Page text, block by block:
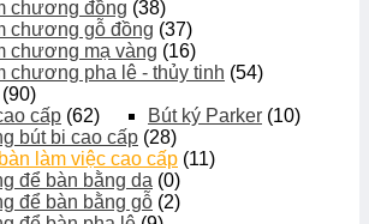
chương đồng (38)
chương gỗ đồng (37)
chương mạ vàng (16)
chương pha lê - thủy tinh (54)
(90)
cấp (62) Bút ký Parker (10)
bút bi cao cấp (28)
làm việc cao cấp (11)
để bàn bằng da (0)
để bàn bằng gỗ (2)